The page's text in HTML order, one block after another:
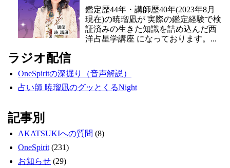
鑑定歴44年・講師歴40年(2023年8月
現在)の暁瑠凪が 実際の鑑定経験で検
証済みの生きた知識を詰め込んだ西
洋占星学講座 になっております。...
ラジオ配信
OneSpiritの深掘り（音声解説）
占い師 暁瑠凪のグッとくるNight
記事別
AKATSUKIへの質問 (8)
OneSpirit (231)
お知らせ (29)